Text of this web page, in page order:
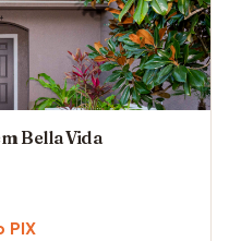
Bella Vida
PIX